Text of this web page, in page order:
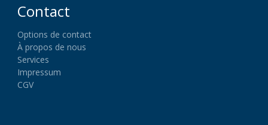
Contact
Options de contact
À propos de nous
Services
Impressum
CGV